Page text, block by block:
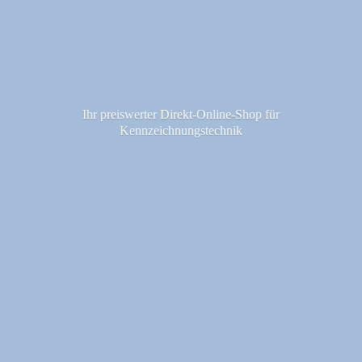
Ihr preiswerter Direkt-Online-Shop für
Kennzeichnungstechnik